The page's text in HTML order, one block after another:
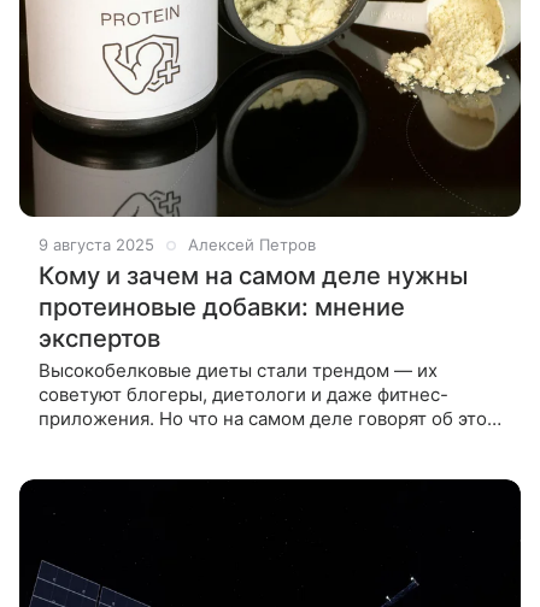
9 августа 2025 Алексей Петров
Кому и зачем на самом деле нужны
протеиновые добавки: мнение
экспертов
Высокобелковые диеты стали трендом — их
советуют блогеры, диетологи и даже фитнес-
приложения. Но что на самом деле говорят об этом